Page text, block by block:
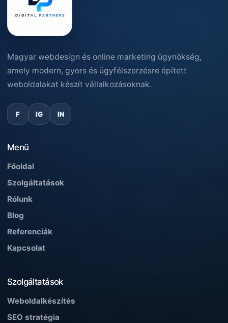
Magyar webdesign és online marketing ügynökség,
amely modern, gyors és ügyfélszerzésre épített
weboldalakat készít vállalkozásoknak.
F IG IN
Menü
Főoldal
Szolgáltatások
Rólunk
Blog
Referenciák
Kapcsolat
Szolgáltatások
Weboldalkészítés
SEO stratégia